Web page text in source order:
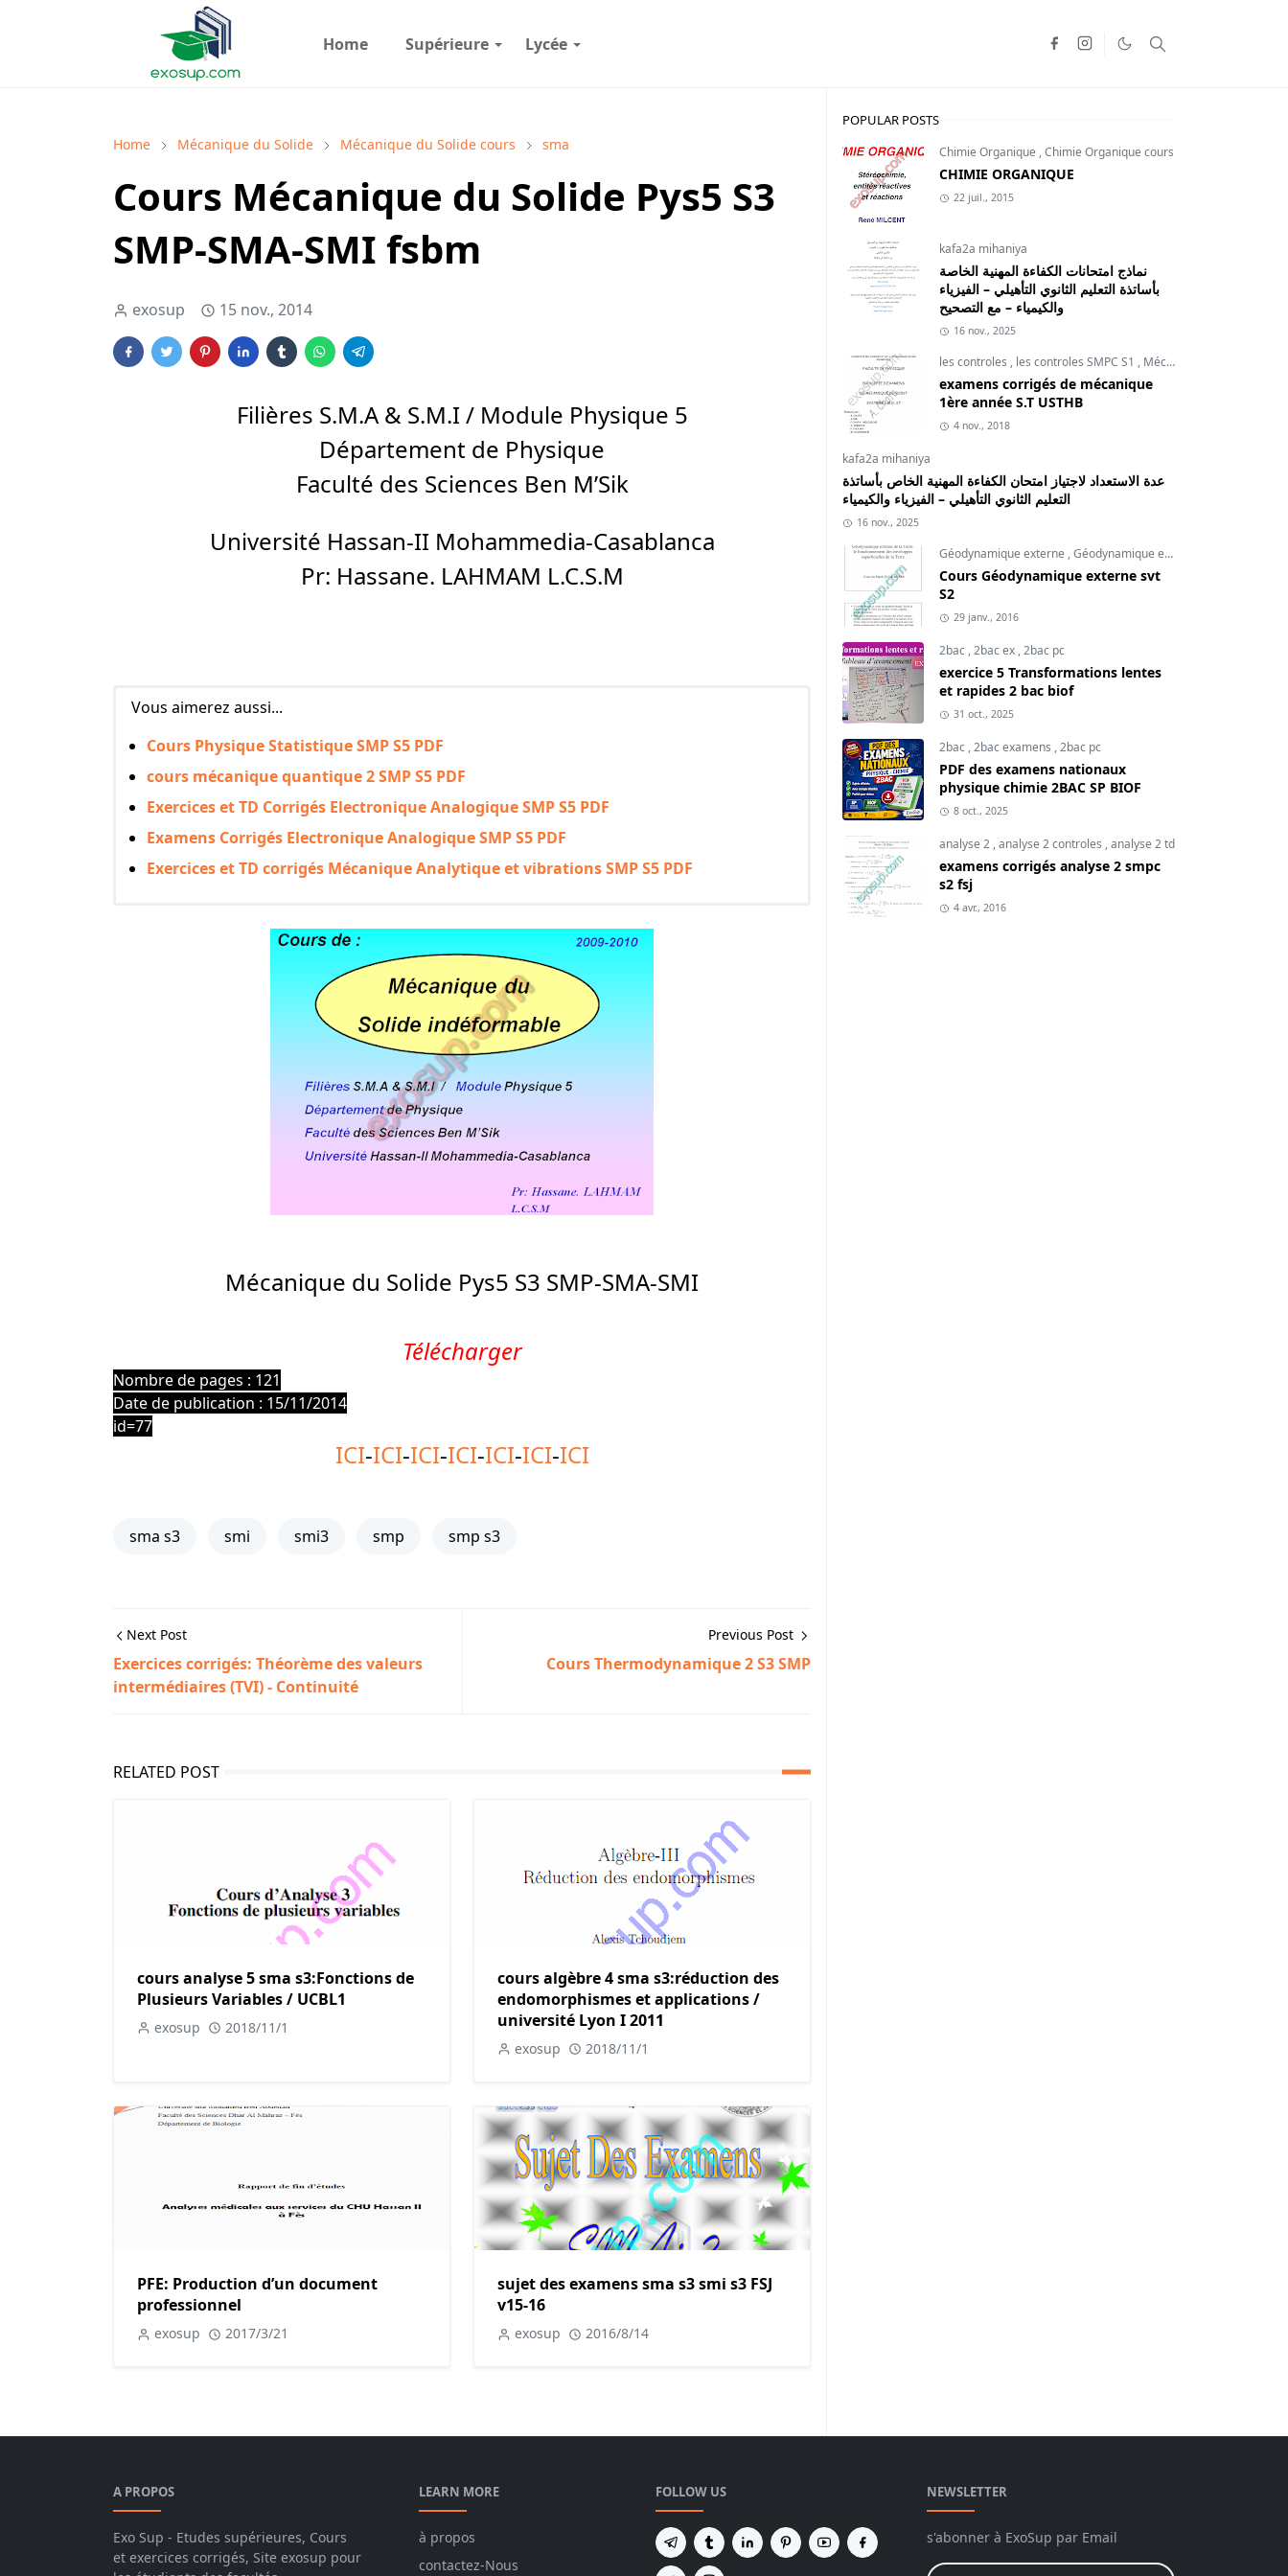
Home Supérieure Lycée
Home Mécanique du Solide Mécanique du Solide cours sma
Cours Mécanique du Solide Pys5 S3
SMP-SMA-SMI fsbm
exosup 15 nov., 2014
Filières S.M.A & S.M.I / Module Physique 5
Département de Physique
Faculté des Sciences Ben M’Sik
Université Hassan-II Mohammedia-Casablanca
Pr: Hassane. LAHMAM L.C.S.M
Vous aimerez aussi...
Cours Physique Statistique SMP S5 PDF
cours mécanique quantique 2 SMP S5 PDF
Exercices et TD Corrigés Electronique Analogique SMP S5 PDF
Examens Corrigés Electronique Analogique SMP S5 PDF
Exercices et TD corrigés Mécanique Analytique et vibrations SMP S5 PDF
Mécanique du Solide Pys5 S3 SMP-SMA-SMI
Télécharger
Nombre de pages : 121
Date de publication : 15/11/2014
id=77
ICI-ICI-ICI-ICI-ICI-ICI-ICI
sma s3 smi smi3 smp smp s3
Next Post
Exercices corrigés: Théorème des valeurs
intermédiaires (TVI) - Continuité
Previous Post
Cours Thermodynamique 2 S3 SMP
RELATED POST
cours analyse 5 sma s3:Fonctions de
Plusieurs Variables / UCBL1
exosup 2018/11/1
cours algèbre 4 sma s3:réduction des
endomorphismes et applications /
université Lyon I 2011
exosup 2018/11/1
PFE: Production d’un document
professionnel
exosup 2017/3/21
sujet des examens sma s3 smi s3 FSJ
v15-16
exosup 2016/8/14
POPULAR POSTS
Chimie Organique ,Chimie Organique cours
CHIMIE ORGANIQUE
22 juil., 2015
kafa2a mihaniya
نماذج امتحانات الكفاءة المهنية الخاصة
بأساتذة التعليم الثانوي التأهيلي – الفيزياء
والكيمياء – مع التصحيح
16 nov., 2025
les controles , les controles SMPC S1 , Mécanique du point
examens corrigés de mécanique
1ère année S.T USTHB
4 nov., 2018
kafa2a mihaniya
عدة الاستعداد لاجتياز امتحان الكفاءة المهنية الخاص بأساتذة
التعليم الثانوي التأهيلي – الفيزياء والكيمياء
16 nov., 2025
Géodynamique externe ,Géodynamique externe cours
Cours Géodynamique externe svt
S2
29 janv., 2016
2bac,2bac ex,2bac pc
exercice 5 Transformations lentes
et rapides 2 bac biof
31 oct., 2025
2bac,2bac examens ,2bac pc
PDF des examens nationaux
physique chimie 2BAC SP BIOF
8 oct., 2025
analyse 2,analyse 2 controles ,analyse 2 td
examens corrigés analyse 2 smpc
s2 fsj
4 avr., 2016
A PROPOS
Exo Sup - Etudes supérieures, Cours
et exercices corrigés, Site exosup pour
LEARN MORE
à propos
contactez-Nous
FOLLOW US NEWSLETTER
s'abonner à ExoSup par Email